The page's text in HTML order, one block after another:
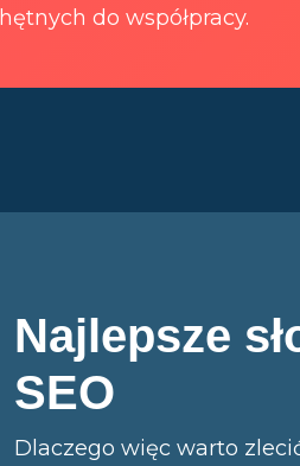
do współpracy.
Najlepsze
SEO
Dlaczego więc warto